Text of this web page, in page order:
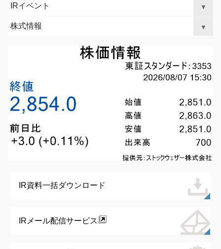
IRイベント ▼
株式情報 ▼
IR資料一括ダウンロード
IRメール配信サービス